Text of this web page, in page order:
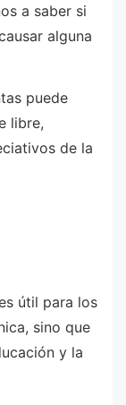
a saber si
alguna
puede
libre,
de la
útil para los
sino que
y la